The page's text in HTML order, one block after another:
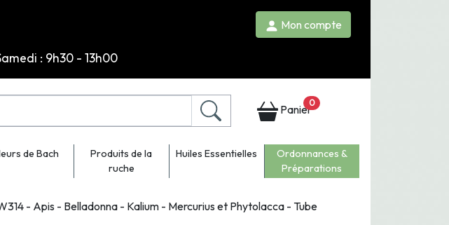
Mon compte
: 9h30 - 13h00
Panier0
de Bach
Produits de la
ruche
Huiles Essentielles
Ordonnances &
Préparations
- Apis - Belladonna - Kalium - Mercurius et Phytolacca - Tube